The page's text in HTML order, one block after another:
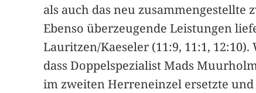
als auch das neu
Ebenso überzeugende Leistungen
Lauritzen/Kaeseler (11:9, 11:1,
dass Doppelspezialist Mads
im zweiten Herreneinzel ersetzte